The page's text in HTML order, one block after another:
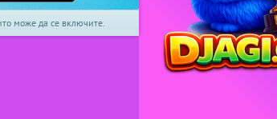
може да се включите.